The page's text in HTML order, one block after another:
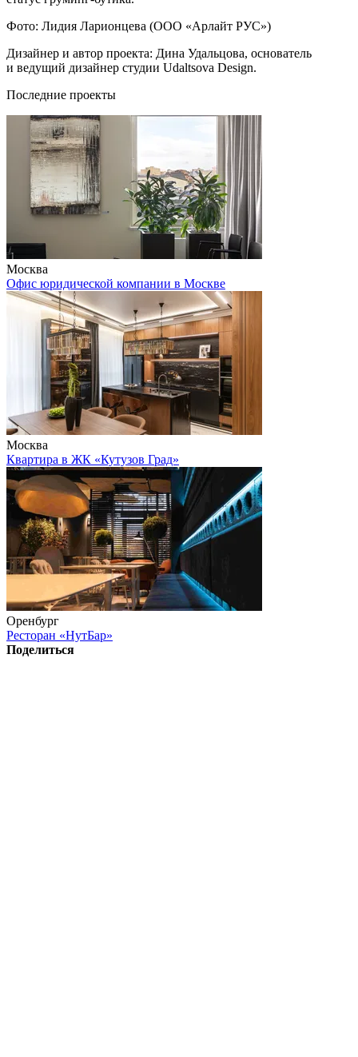
Фото: Лидия Ларионцева (ООО «Арлайт РУС»)
Дизайнер и автор проекта: Дина Удальцова, основатель
и ведущий дизайнер студии Udaltsova Design.
Последние проекты
Москва
Офис юридической компании в Москве
Москва
Квартира в ЖК «Кутузов Град»
Оренбург
Ресторан «НутБар»
Поделиться